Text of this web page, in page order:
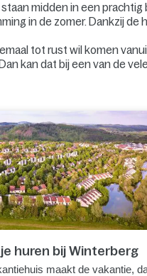
midden in een
in de zomer. Dankzij de
tot rust wil komen
kan dat bij een van de
huren bij Winterberg
maakt de vakantie,